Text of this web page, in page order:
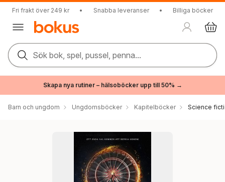
Fri frakt över 249 kr • Snabba leveranser • Billiga böcker
Sök bok, spel, pussel, penna...
Skapa nya rutiner – hälsoböcker upp till 50% →
Barn och ungdom Ungdomsböcker Kapitelböcker Science